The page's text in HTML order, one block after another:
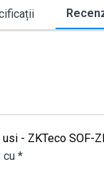
- ZKTeco SOF-
cu *